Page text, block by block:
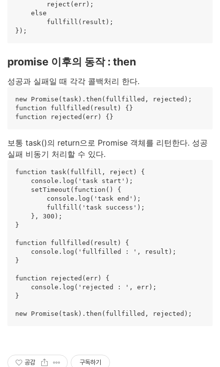
        reject(err);
    else
        fullfill(result);
promise 이후의 동작 : then
성공과 실패일 때 각각 콜백처리 한다.
new Promise(task).then(fullfilled, rejected);
function fullfilled(result) {}
보통 task()의 return으로 Promise 객체를 리턴한다. 성공
실패 비동기 처리할 수 있다.
function task(fullfill, reject) {
    console.log('task start');
    setTimeout(function() {
        console.log('task end');
        fullfill('task success');
    }, 300);
}
function fullfilled(result) {
    console.log('fullfilled : ', result);
}
function rejected(err) {
    console.log('rejected : ', err);
}
new Promise(task).then(fullfilled, rejected);
공감 구독하기